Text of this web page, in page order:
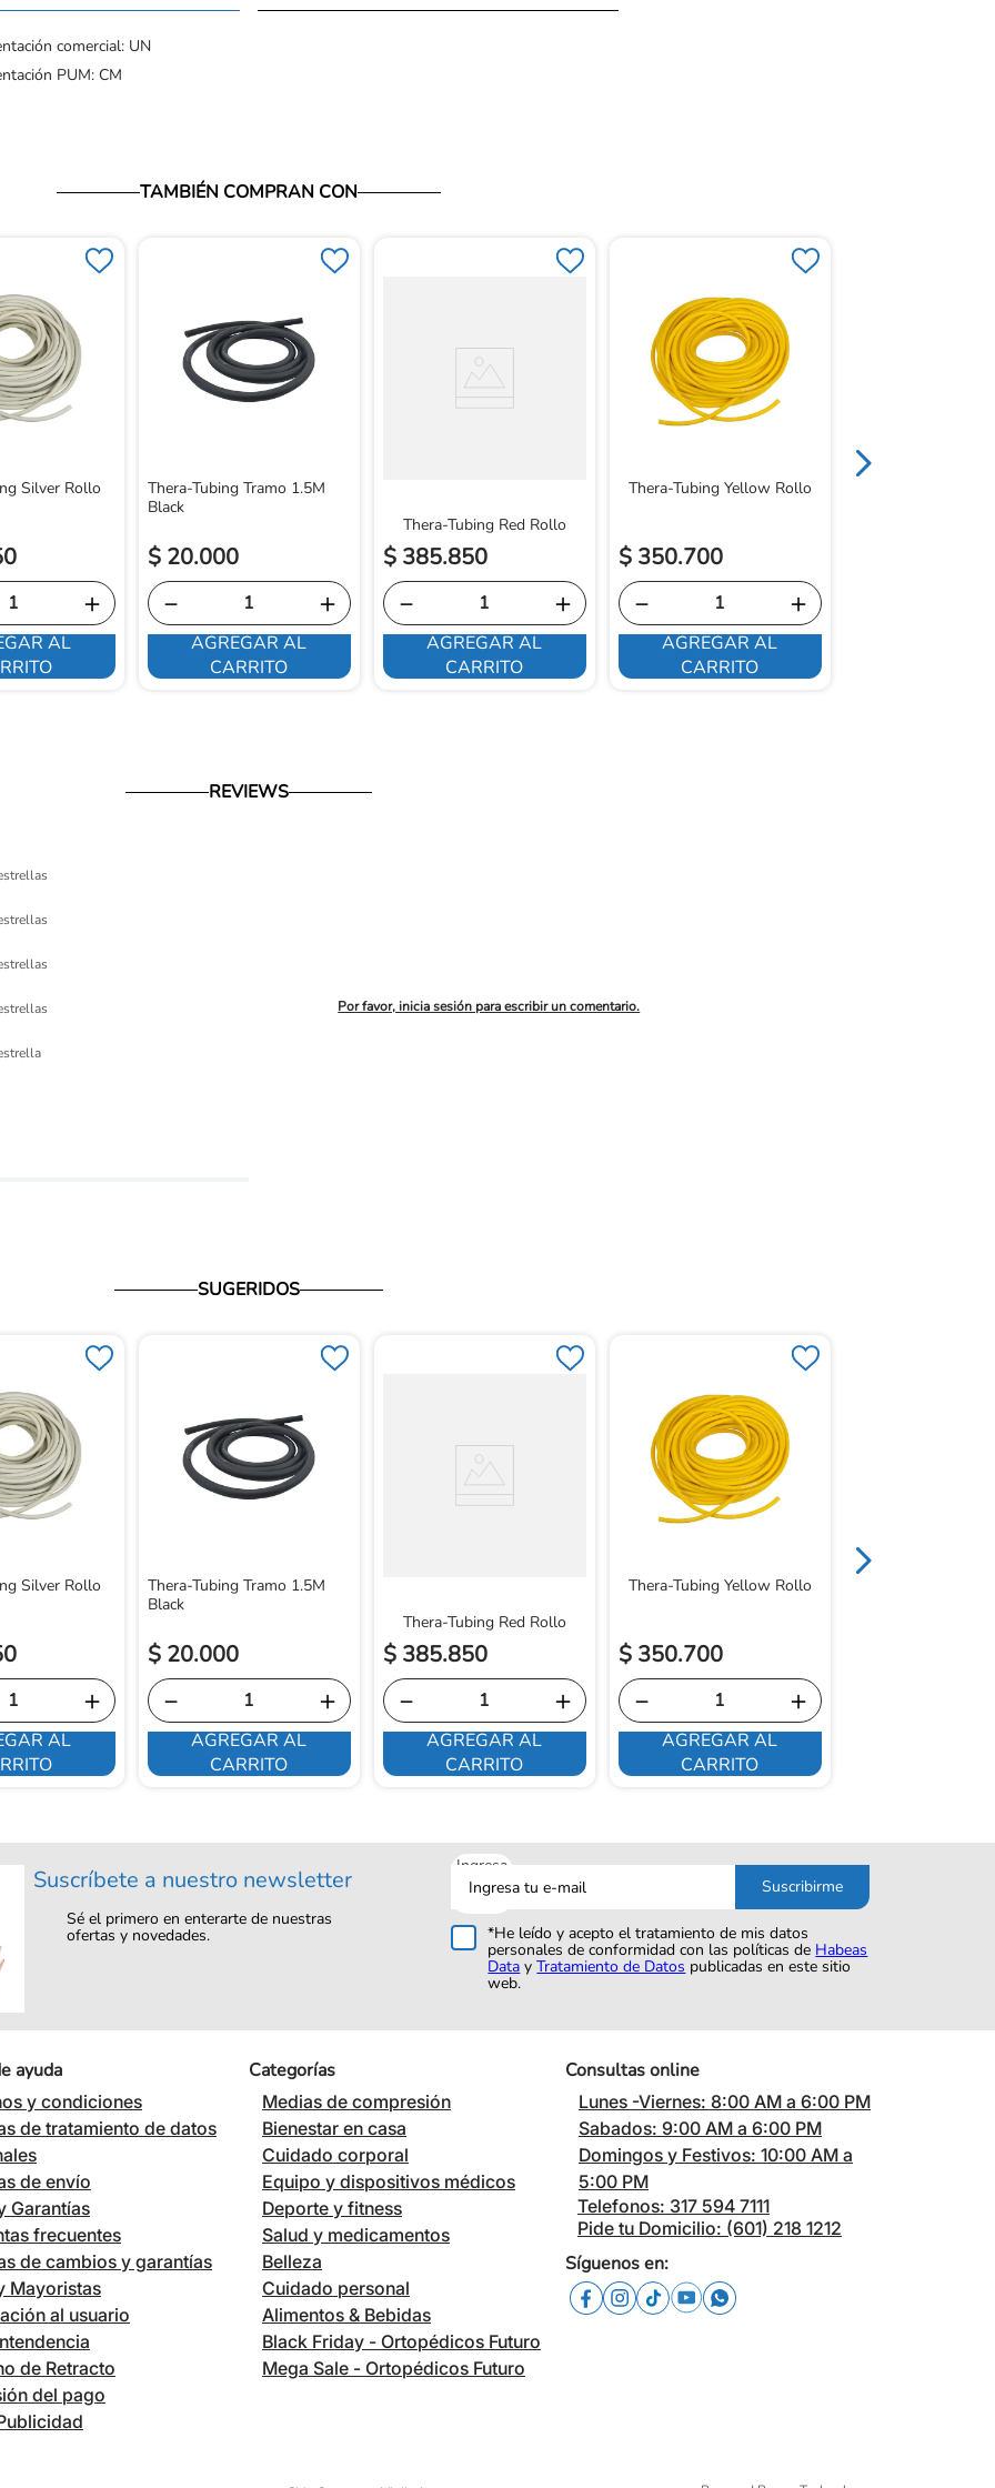
comercial: UN
PUM: CM
TAMBIÉN COMPRAN CON
Silver Rollo
＋
AL
Thera-Tubing Tramo 1.5M
Black
$ 20.000
＋
－
AGREGAR AL
CARRITO
Thera-Tubing Red Rollo
$ 385.850
＋
－
AGREGAR AL
CARRITO
Thera-Tubing Yellow Rollo
$ 350.700
＋
－
AGREGAR AL
CARRITO
REVIEWS
Por favor, inicia sesión para escribir un comentario.
SUGERIDOS
Silver Rollo
＋
AL
Thera-Tubing Tramo 1.5M
Black
$ 20.000
＋
－
AGREGAR AL
CARRITO
Thera-Tubing Red Rollo
$ 385.850
＋
－
AGREGAR AL
CARRITO
Thera-Tubing Yellow Rollo
$ 350.700
＋
－
AGREGAR AL
CARRITO
Suscríbete a nuestro newsletter
Sé el primero en enterarte de nuestras
ofertas y novedades.
Ingresa
tu
correo
Suscribirme
*He leído y acepto el tratamiento de mis datos
personales de conformidad con las políticas de Habeas
Data yTratamiento de Datos publicadas en este sitio
web.
ayuda
y condiciones
de tratamiento de datos
de envío
Garantías
frecuentes
de cambios y garantías
Mayoristas
al usuario
de Retracto
del pago
Categorías
Medias de compresión
Bienestar en casa
Cuidado corporal
Equipo y dispositivos médicos
Deporte y fitness
Salud y medicamentos
Belleza
Cuidado personal
Alimentos & Bebidas
Black Friday - Ortopédicos Futuro
Mega Sale - Ortopédicos Futuro
Consultas online
Lunes -Viernes: 8:00 AM a 6:00 PM
Sabados: 9:00 AM a 6:00 PM
Domingos y Festivos: 10:00 AM a
5:00 PM
Telefonos: 317 594 7111
Pide tu Domicilio: (601) 218 1212
Síguenos en: